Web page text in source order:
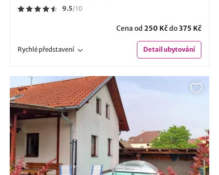
9.5/10
Cena od 250 Kčdo375 Kč
Rychlépředstavení Detailubytování